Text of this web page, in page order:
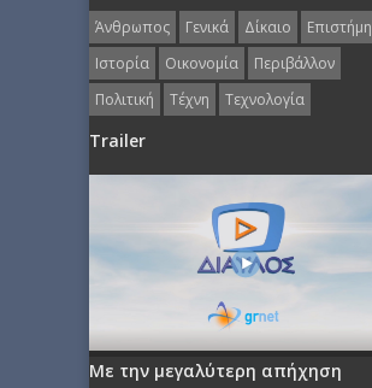
Άνθρωπος Γενικά Δίκαιο
Επιστήμη
Ιστορία
Οικονομία
Περιβάλλον
Πολιτική
Τέχνη Τεχνολογία
Trailer
Με την μεγαλύτερη απήχηση